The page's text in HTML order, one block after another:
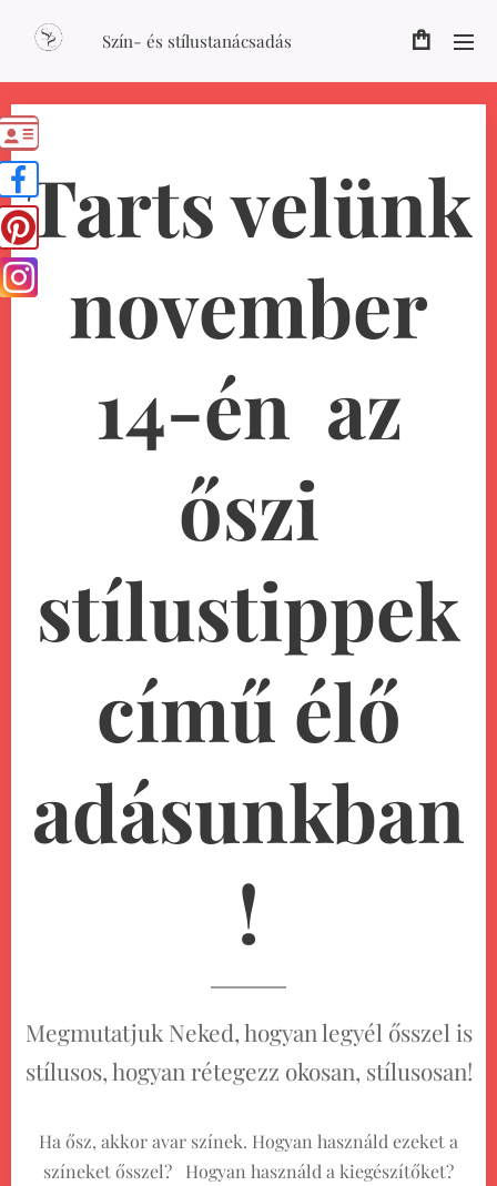
Szín- és stílustanácsadás
Tarts velünk
november
14-én az
őszi
stílustippek
című élő
adásunkban
!
Megmutatjuk Neked, hogyan legyél ősszel is
stílusos, hogyan rétegezz okosan, stílusosan!
Ha ősz, akkor avar színek. Hogyan használd ezeket a
színeket ősszel? Hogyan használd a kiegészítőket?